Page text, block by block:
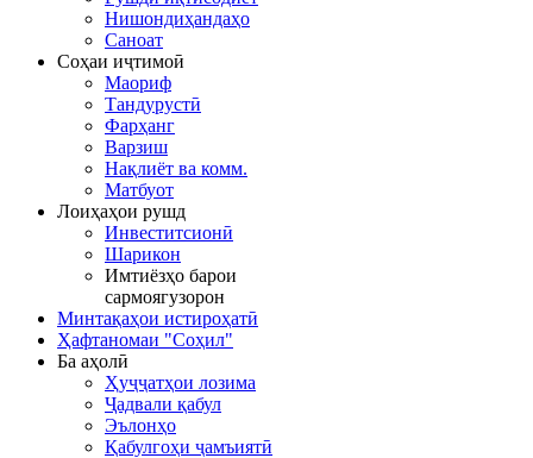
Нишондиҳандаҳо
Саноат
Соҳаи иҷтимоӣ
Маориф
Тандурустӣ
Фарҳанг
Варзиш
Нақлиёт ва комм.
Матбуот
Лоиҳаҳои рушд
Инвеститсионӣ
Шарикон
Имтиёзҳо барои
сармоягузорон
Минтақаҳои истироҳатӣ
Ҳафтаномаи "Соҳил"
Ба аҳолӣ
Ҳуҷҷатҳои лозима
Ҷадвали қабул
Эълонҳо
Қабулгоҳи ҷамъиятӣ